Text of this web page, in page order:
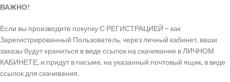
ВАЖНО!
Если вы производите покупку С РЕГИСТРАЦИЕЙ – как
Зарегистрированный Пользователь, через личный кабинет, ваши
заказы будут храниться в виде ссылок на скачивание в ЛИЧНОМ
КАБИНЕТЕ, и придут в письме, на указанный почтовый ящик, в виде
ссылок для скачивания.